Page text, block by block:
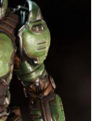
SLAYER E O
EM ESPANHOL?